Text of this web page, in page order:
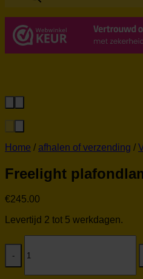
Home / afhalen of verzending /
Freelight
€245.00
Levertijd 2 tot 5 werkdagen.
plafondlamp
Pilota
PL0955Z